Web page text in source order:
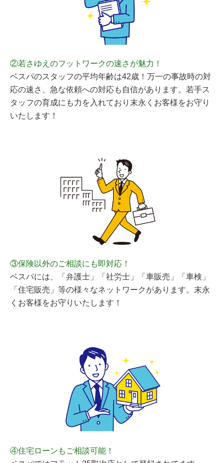
②若さゆえのフットワークの速さが魅力！
ベスパのスタッフの平均年齢は42歳！万一の事故時の対
応の速さ、急な依頼への対応も自信があります。若手ス
タッフの育成にも力を入れており末永くお客様をお守り
いたします！
③保険以外のご相談にも即対応！
ベスパには、「弁護士」「社労士」「車販売」「車検」
「住宅販売」等の様々なネットワークがあります。末永
くお客様をお守りいたします！
④住宅ローンもご相談可能！